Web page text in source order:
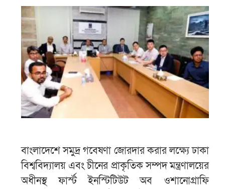
বাংলাদেশে সমুদ্র গবেষণা জোরদার করার লক্ষ্যে ঢাকা
বিশ্ববিদ্যালয় এবং চীনের প্রাকৃতিক সম্পদ মন্ত্রণালয়ের
অধীনস্থ ফার্স্ট ইনস্টিটিউট অব ওশানোগ্রাফি